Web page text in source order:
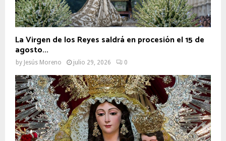
La Virgen de los Reyes saldrá en procesión el 15 de
agosto...
by Jesús Moreno julio 29, 2026 0